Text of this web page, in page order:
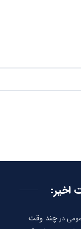
اخیر:
درچند وقت